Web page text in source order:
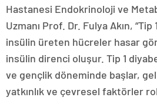
Hastanesi Endokrinoloji ve
Uzmanı Prof. Dr. Fulya Akın, “Tip
insülin üreten hücreler hasar
insülin direnci oluşur. Tip 1
ve gençlik döneminde başlar,
yatkınlık ve çevresel faktörler